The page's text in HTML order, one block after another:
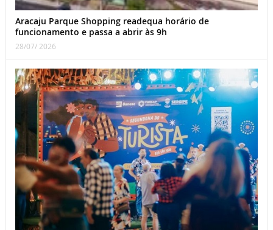
Aracaju Parque Shopping readequa horário de
funcionamento e passa a abrir às 9h
28/07/ 2026